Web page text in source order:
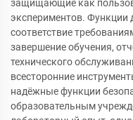
защищающие как
экспериментов. Функции
соответствие
завершение обучения,
технического
всесторонние
надёжные функции
образовательным